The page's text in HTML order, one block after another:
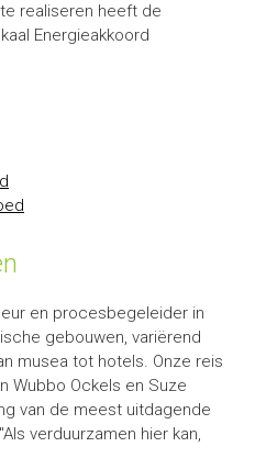
realiseren heeft de
Energieakkoord
en procesbegeleider in
gebouwen, variërend
musea tot hotels. Onze reis
Wubbo Ockels en Suze
van de meest uitdagende
verduurzamen hier kan,